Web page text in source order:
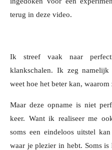
terug in deze video.
Ik streef vaak naar
klankschalen. Ik zeg
weet hoe het beter kan,
Maar deze opname is niet
keer. Wantik realiseer me
soms een eindeloos uitstel
waar je plezier in hebt. Soms